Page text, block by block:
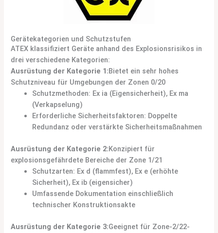
Gerätekategorien und Schutzstufen
ATEX klassifiziert Geräte anhand des Explosionsrisikos in
drei verschiedene Kategorien:
Ausrüstung der Kategorie 1:Bietet ein sehr hohes
Schutzniveau für Umgebungen der Zonen 0/20
Schutzmethoden: Ex ia (Eigensicherheit), Ex ma
(Verkapselung)
Erforderliche Sicherheitsfaktoren: Doppelte
Redundanz oder verstärkte Sicherheitsmaßnahmen
Ausrüstung der Kategorie 2:Konzipiert für
explosionsgefährdete Bereiche der Zone 1/21
Schutzarten: Ex d (flammfest), Ex e (erhöhte
Sicherheit), Ex ib (eigensicher)
Umfassende Dokumentation einschließlich
technischer Konstruktionsakte
Ausrüstung der Kategorie 3:Geeignet für Zone-2/22-